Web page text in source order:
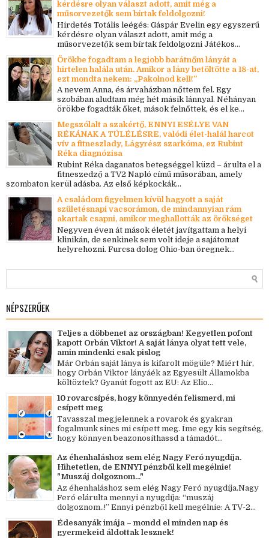
kérdésre olyan választ adott, amit még a
műsorvezetők sem bírtak feldolgozni!
Hirdetés Totális leégés: Gáspár Evelin egy egyszerű
kérdésre olyan választ adott, amit még a
műsorvezetők sem bírtak feldolgozni Játékos...
Örökbe fogadtam a legjobb barátnőm lányát a
hirtelen halála után. Amikor a lány betöltötte a 18-at,
ezt mondta nekem: „Pakolnod kell!”
A nevem Anna, és árvaházban nőttem fel. Egy
szobában aludtam még hét másik lánnyal. Néhányan
örökbe fogadták őket, mások felnőttek, és el ke...
Megszólalt a szakértő, ENNYI ESÉLYE VAN
RÉKÁNAK A TÚLÉLÉSRE, valódi élet-halál harcot
vív a fitneszlady, Lágyrész szarkóma, ez Rubint
Réka diagnózisa
Rubint Réka daganatos betegséggel küzd – árulta el a
fitneszedző a TV2 Napló című műsorában, amely
szombaton kerül adásba. Az első képkockák...
A családom figyelmen kívül hagyott a saját
születésnapi vacsorámon, de mindannyian rám
akartak csapni, amikor meghallották az örökséget
Negyven éven át mások életét javítgattam a helyi
klinikán, de senkinek sem volt ideje a sajátomat
helyrehozni. Furcsa dolog Ohio-ban öregnek...
NÉPSZERŰEK
Teljes a döbbenet az országban! Kegyetlen pofont
kapott Orbán Viktor! A saját lánya olyat tett vele,
amin mindenki csak pislog
Már Orbán saját lánya is kifarolt mögüle? Miért hír,
hogy Orbán Viktor lányáék az Egyesült Államokba
költöztek? Gyanút fogott az EU: Az Elio...
10 rovarcsípés, hogy könnyedén felismerd, mi
csípett meg
Tavasszal megjelennek a rovarok és gyakran
fogalmunk sincs mi csípett meg. Íme egy kis segítség,
hogy könnyen beazonosíthassd a támadót...
Az éhenhaláshoz sem elég Nagy Feró nyugdíja.
Hihetetlen, de ENNYI pénzből kell megélnie!
"Muszáj dolgoznom..."
Az éhenhaláshoz sem elég Nagy Feró nyugdíja.Nagy
Feró elárulta mennyi a nyugdíja: “muszáj
dolgoznom..!” Ennyi pénzből kell megélnie: A TV-2...
Édesanyák imája – mondd el minden nap és
gyermekeid áldottak lesznek!